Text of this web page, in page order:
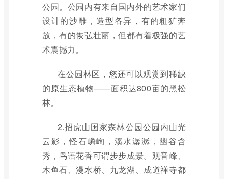
公园。公园内有来自国内外的艺术家们
设计的沙雕，造型各异，有的粗犷奔
放，有的恢弘壮丽，但都有着极强的艺
术震撼力。
在公园林区，您还可以观赏到稀缺
的原生态植物——面积达800亩的黑松
林。
2.招虎山国家森林公园公园内山光
云影，怪石嶙峋，溪水潺潺，幽谷含
秀，鸟语花香可谓步步成景。观音峰、
木鱼石、漫水桥、九龙湖、成道禅寺都